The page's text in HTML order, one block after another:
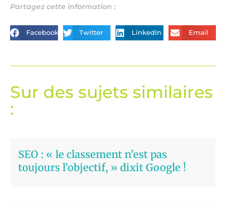
Partagez cette information :
Facebook Twitter LinkedIn Email
Sur des sujets similaires
:
SEO : « le classement n’est pas
toujours l’objectif, » dixit Google !